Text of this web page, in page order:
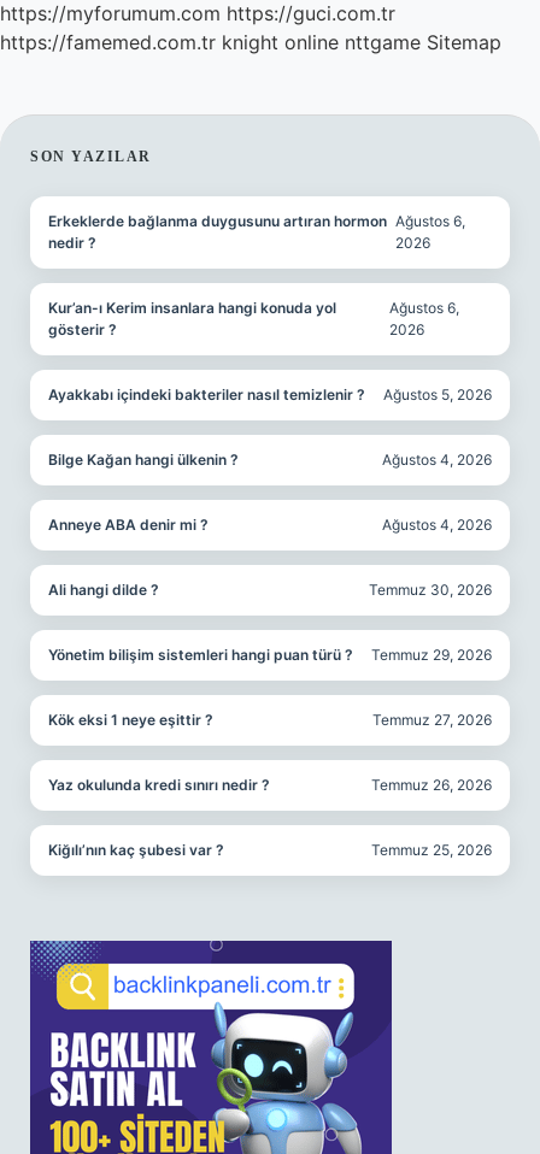
https://myforumum.com https://guci.com.tr
https://famemed.com.tr knight online nttgame Sitemap
SIDEBAR
SON YAZILAR
Erkeklerde bağlanma duygusunu artıran hormon
nedir ?
Ağustos 6,
2026
Kur’an-ı Kerim insanlara hangi konuda yol
gösterir ?
Ağustos 6,
2026
Ayakkabı içindeki bakteriler nasıl temizlenir ? Ağustos 5, 2026
Bilge Kağan hangi ülkenin ? Ağustos 4, 2026
Anneye ABA denir mi ? Ağustos 4, 2026
Ali hangi dilde ? Temmuz 30, 2026
Yönetim bilişim sistemleri hangi puan türü ? Temmuz 29, 2026
Kök eksi 1 neye eşittir ? Temmuz 27, 2026
Yaz okulunda kredi sınırı nedir ? Temmuz 26, 2026
Kiğılı’nın kaç şubesi var ? Temmuz 25, 2026